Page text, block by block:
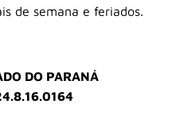
de semana e feriados.
DO PARANÁ